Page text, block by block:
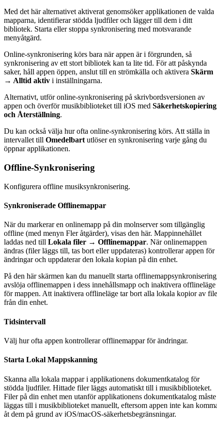
Med det här alternativet aktiverat genomsöker applikationen de valda
mapparna, identifierar stödda ljudfiler och lägger till dem i ditt
bibliotek. Starta eller stoppa synkronisering med motsvarande
menyåtgärd.
Online-synkronisering körs bara när appen är i förgrunden, så
synkronisering av ett stort bibliotek kan ta lite tid. För att påskynda
saker, håll appen öppen, anslut till en strömkälla och aktivera Skärm
→ Alltid aktiv i inställningarna.
Alternativt, utför online-synkronisering på skrivbordsversionen av
appen och överför musikbiblioteket till iOS med Säkerhetskopiering
och Återställning.
Du kan också välja hur ofta online-synkronisering körs. Att ställa in
intervallet till Omedelbartutlöser en synkronisering varje gång du
öppnar applikationen.
Offline-Synkronisering
Konfigurera offline musiksynkronisering.
Synkroniserade Offlinemappar
När du markerar en onlinemapp på din molnserver som tillgänglig
offline (med menyn Fler åtgärder), visas den här. Mappinnehållet
laddas ned till Lokala filer → Offlinemappar. När onlinemappen
ändras (filer läggs till, tas bort eller uppdateras) kontrollerar appen för
ändringar och uppdaterar den lokala kopian på din enhet.
På den här skärmen kan du manuellt starta
avslöja offlinemappen i dess innehållsmapp och inaktivera offlineläge
för mappen. Att inaktivera offlineläge tar bort alla lokala kopior av
från din enhet.
Tidsintervall
Välj hur ofta appen kontrollerar offlinemappar för ändringar.
Starta Lokal Mappskanning
Skanna alla lokala mappar i applikationens dokumentkatalog för
stödda ljudfiler. Hittade filer läggs automatiskt till i musikbiblioteket.
Filer på din enhet men utanför applikationens dokumentkatalog måste
läggas till i musikbiblioteket manuellt, eftersom appen inte kan
åt dem på grund av iOS/macOS-säkerhetsbegränsningar.